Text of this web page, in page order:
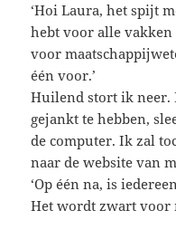
‘Hoi Laura, het spijt
hebt voor alle vakken
voor
één voor.’
Huilend stort ik neer.
gejankt te hebben,
de computer. Ik zal
naar de website van
‘Op één na, is
Het wordt zwart voor